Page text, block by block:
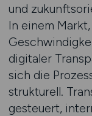
und
In einem
digitaler
sich die
strukturell.
gesteuert,